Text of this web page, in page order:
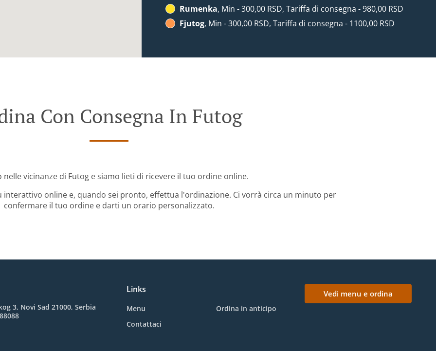
Rumenka, Min - 300,00 RSD, Tariffa di consegna - 980,00 RSD
Fjutog, Min - 300,00 RSD, Tariffa di consegna - 1100,00 RSD
Con Consegna In Futog
nelle vicinanze di Futog e siamo lieti di ricevere il tuo ordine online.
interattivo online e, quando sei pronto, effettua l'ordinazione. Ci vorrà circa un minuto per
confermare il tuo ordine e darti un orario personalizzato.
3, Novi Sad 21000, Serbia
Links
Menu
Ordina in anticipo
Contattaci
Vedi menu e ordina